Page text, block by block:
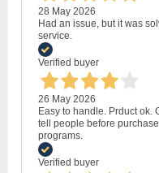
28 May 2026
Had an issue, but it was
service.
Verified buyer
26 May 2026
Easy to handle. Prduct ok.
tell people before
programs.
Verified buyer